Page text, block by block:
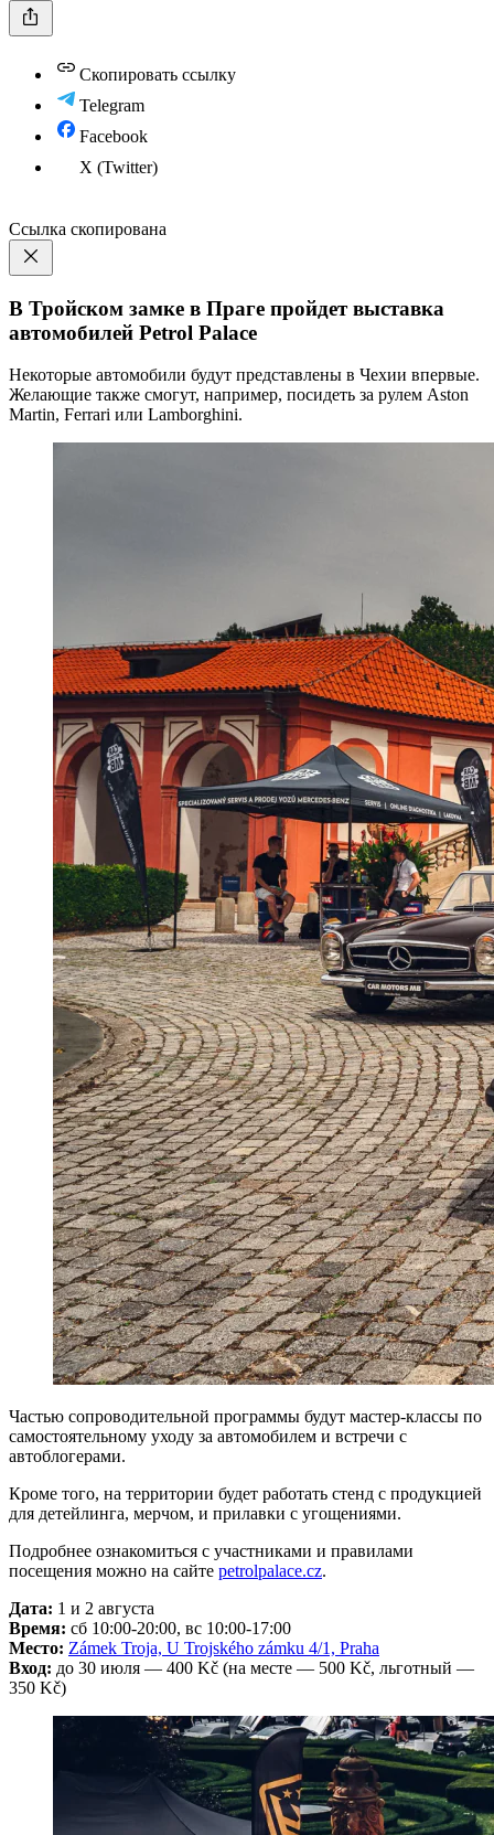
Скопировать ссылку
Telegram
Facebook
X (Twitter)
Ссылка скопирована
В Тройском замке в Праге пройдет выставка
автомобилей Petrol Palace
Некоторые автомобили будут представлены в Чехии впервые.
Желающие также смогут, например, посидеть за рулем Aston
Martin, Ferrari или Lamborghini.
Частью сопроводительной программы будут мастер-классы по
самостоятельному уходу за автомобилем и встречи с
автоблогерами.
Кроме того, на территории будет работать стенд с продукцией
для детейлинга, мерчом, и прилавки с угощениями.
Подробнее ознакомиться с участниками и правилами
посещения можно на сайте petrolpalace.cz.
Дата: 1 и 2 августа
Время: сб 10:00-20:00, вс 10:00-17:00
Место: Zámek Troja, U Trojského zámku 4/1, Praha
Вход: до 30 июля — 400 Kč (на месте — 500 Kč, льготный —
350 Kč)